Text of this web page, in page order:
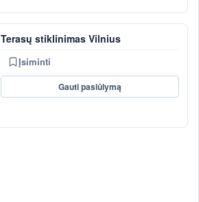
Terasų stiklinimas Vilnius
Įsiminti
Gauti pasiūlymą